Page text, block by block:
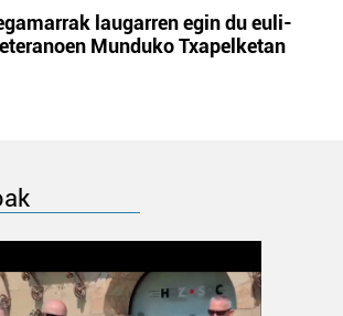
laugarren egin du euli-
Munduko Txapelketan